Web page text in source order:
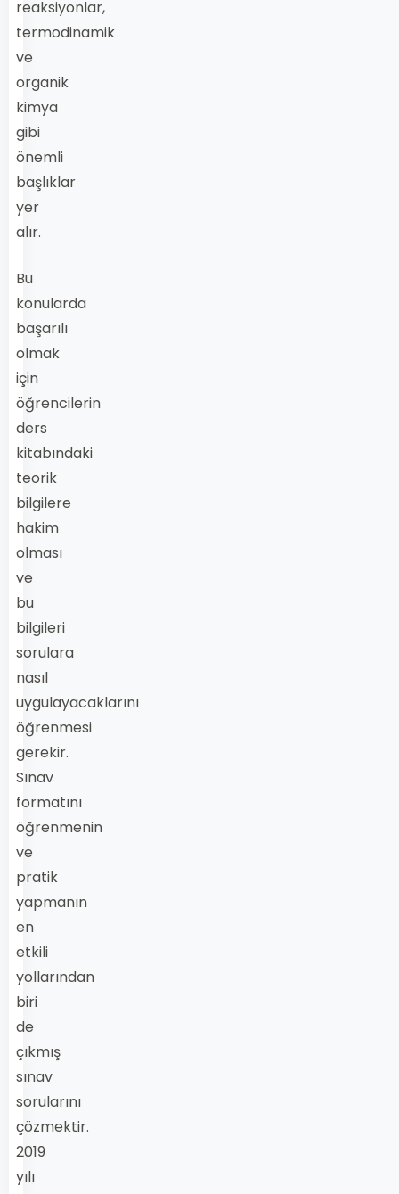
reaksiyonlar,
termodinamik
ve
organik
kimya
gibi
önemli
başlıklar
yer
alır.
Bu
konularda
başarılı
olmak
için
öğrencilerin
ders
kitabındaki
teorik
bilgilere
hakim
olması
ve
bu
bilgileri
sorulara
nasıl
uygulayacaklarını
öğrenmesi
gerekir.
Sınav
formatını
öğrenmenin
ve
pratik
yapmanın
en
etkili
yollarından
biri
de
çıkmış
sınav
sorularını
çözmektir.
2019
yılı